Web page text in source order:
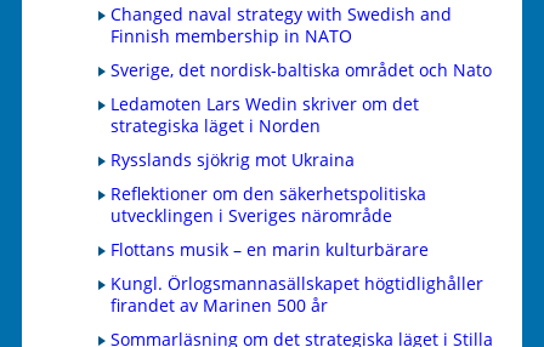
Changed naval strategy with Swedish and
Finnish membership in NATO
Sverige, det nordisk-baltiska området och Nato
Ledamoten Lars Wedin skriver om det
strategiska läget i Norden
Rysslands sjökrig mot Ukraina
Reflektioner om den säkerhetspolitiska
utvecklingen i Sveriges närområde
Flottans musik – en marin kulturbärare
Kungl. Örlogsmannasällskapet högtidlighåller
firandet av Marinen 500 år
Sommarläsning om det strategiska läget i Stilla